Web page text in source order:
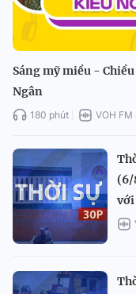
Sáng mỹ miều - Chiều
Ngân
180 phút VOH FM
(6/
với